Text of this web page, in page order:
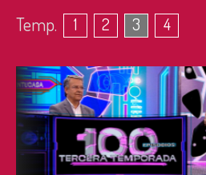
Temp. 1 2 3 4